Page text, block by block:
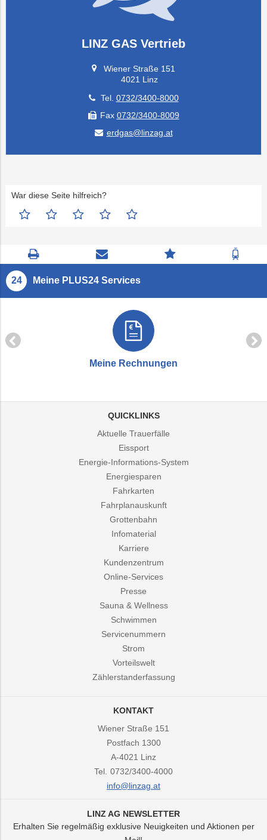
LINZ GAS Vertrieb
Wiener Straße 151
4021 Linz
Tel. 0732/3400-8000
Fax 0732/3400-8009
erdgas@linzag.at
War diese Seite hilfreich?
Seite
drucken
Kontaktseite
öffnen
Zum
Feedback
Zur
Meine PLUS24 Services
Meine Rechnungen
QUICKLINKS
Aktuelle Trauerfälle
Eissport
Energie-Informations-System
Energiesparen
Fahrkarten
Fahrplanauskunft
Grottenbahn
Infomaterial
Karriere
Kundenzentrum
Online-Services
Presse
Sauna & Wellness
Schwimmen
Servicenummern
Strom
Vorteilswelt
Zählerstanderfassung
KONTAKT
Wiener Straße 151
Postfach 1300
A-4021 Linz
Tel. 0732/3400-4000
info@linzag.at
LINZ AG NEWSLETTER
Erhalten Sie regelmäßig exklusive Neuigkeiten und Aktionen per